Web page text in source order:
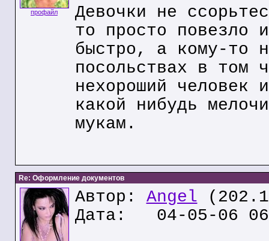
профайл
Девочки не
то просто повезло
быстро, а кому-то
посольствах в том
нехороший человек
какой нибудь
мукам.
Re: Оформление документов
Автор: Angel
Дата: 04-05-06